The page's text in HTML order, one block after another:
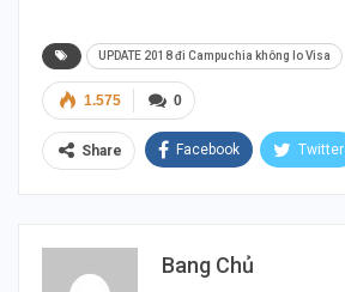
UPDATE 2018 đi Campuchia không lo Visa
0
1.575
Share Facebook Twitter
Bang Chủ